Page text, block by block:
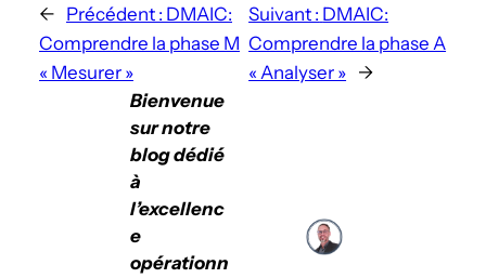
← Précédent : DMAIC:
Comprendre la phase M
« Mesurer »
Suivant : DMAIC:
Comprendre la phase A
« Analyser » →
Bienvenue
sur notre
blog dédié
à
l’excellenc
e
opérationn